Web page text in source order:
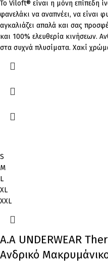
Το Viloft® είναι η μόνη επίπεδη
φανελάκι να αναπνέει, να είναι
αγκαλιάζει απαλά και σας
και 100% ελευθερία κινήσεων.
στα συχνά πλυσίματα. Χακί
S
M
L
XL
XXL
Α.A UNDERWEAR
Ανδρικό